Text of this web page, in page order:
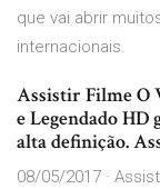
que vai abrir
internacionais.
Assistir Filme O
e Legendado
alta definição.
08/05/2017 ·